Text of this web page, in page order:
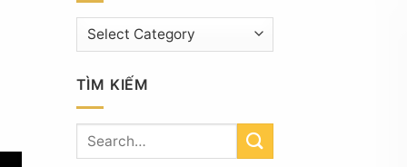
Trương
mục
TÌM KIẾM